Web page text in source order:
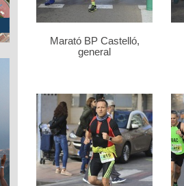
Marató BP Castelló,
general